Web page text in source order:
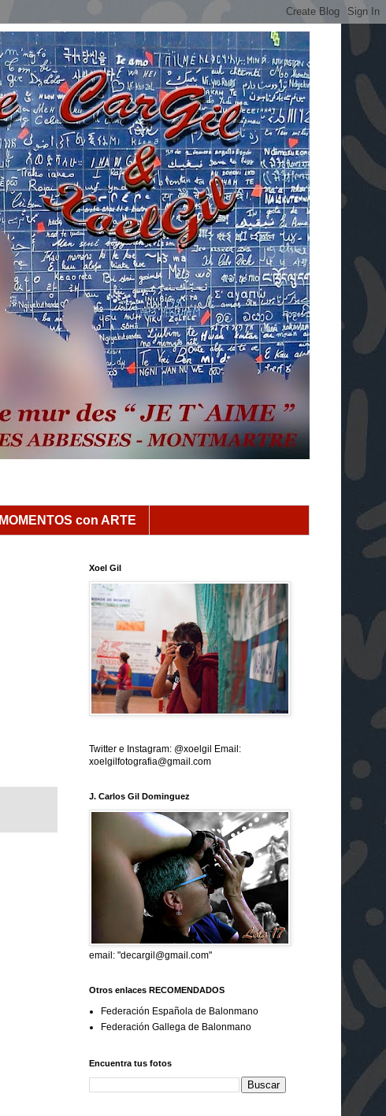
MOMENTOS con ARTE
Xoel Gil
Twitter e Instagram: @xoelgil Email:
xoelgilfotografia@gmail.com
J. Carlos Gil Dominguez
email: "decargil@gmail.com"
Otros enlaces RECOMENDADOS
Federación Española de Balonmano
Federación Gallega de Balonmano
Encuentra tus fotos